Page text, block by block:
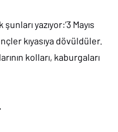
yazıyor:’3 Mayıs
kıyasıya dövüldüler.
kolları, kaburgaları